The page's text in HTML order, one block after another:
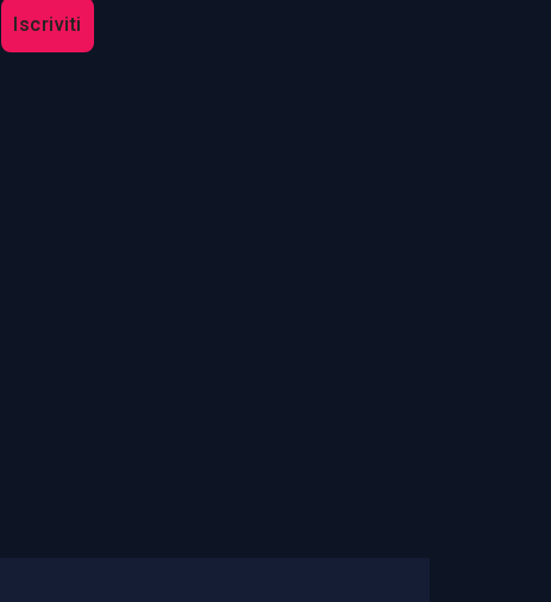
Iscriviti